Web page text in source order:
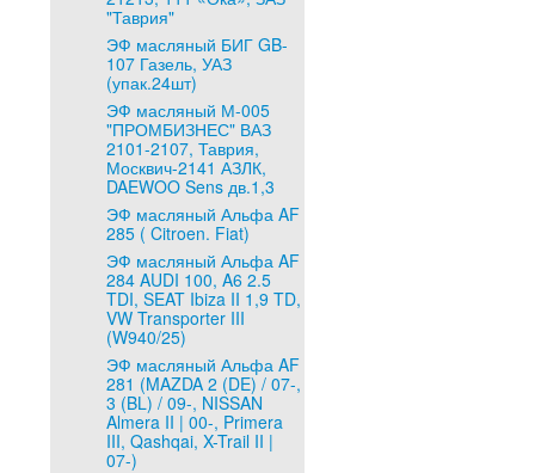
"Таврия"
ЭФ масляный БИГ GB-
107 Газель, УАЗ
(упак.24шт)
ЭФ масляный М-005
"ПРОМБИЗНЕС" ВАЗ
2101-2107, Таврия,
Москвич-2141 АЗЛК,
DAEWOO Sens дв.1,3
ЭФ масляный Альфа AF
285 ( Citroen. Fiat)
ЭФ масляный Альфа AF
284 AUDI 100, A6 2.5
TDI, SEAT Ibiza II 1,9 TD,
VW Transporter III
(W940/25)
ЭФ масляный Альфа AF
281 (MAZDA 2 (DE) / 07-,
3 (BL) / 09-, NISSAN
Almera II | 00-, Primera
III, Qashqai, X-Trail II |
07-)